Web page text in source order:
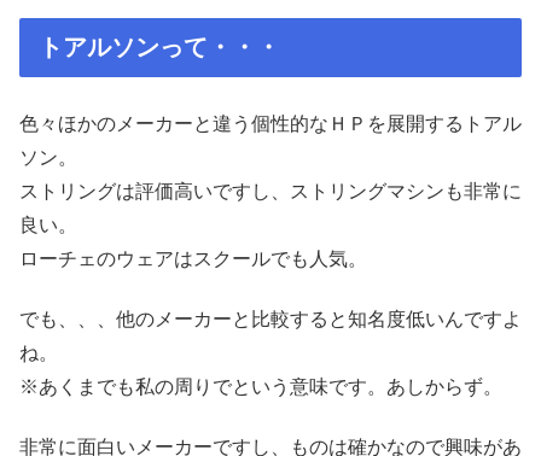
トアルソンって・・・
色々ほかのメーカーと違う個性的なＨＰを展開するトアル
ソン。
ストリングは評価高いですし、ストリングマシンも非常に
良い。
ローチェのウェアはスクールでも人気。
でも、、、他のメーカーと比較すると知名度低いんですよ
ね。
※あくまでも私の周りでという意味です。あしからず。
非常に面白いメーカーですし、ものは確かなので興味があ